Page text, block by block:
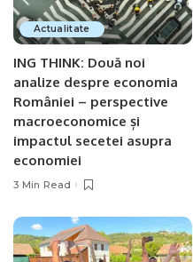
Actualitate
ING THINK: Două noi
analize despre economia
României – perspective
macroeconomice și
impactul secetei asupra
economiei
3 Min Read